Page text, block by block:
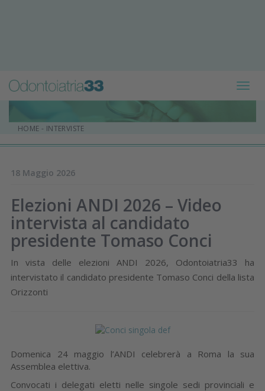
HOME - INTERVISTE
18 Maggio 2026
Elezioni ANDI 2026 – Video
intervista al candidato
presidente Tomaso Conci
In vista delle elezioni ANDI 2026, Odontoiatria33 ha
intervistato il candidato presidente Tomaso Conci della lista
Orizzonti
Domenica 24 maggio l’ANDI celebrerà a Roma la sua
Assemblea elettiva.
Convocati i delegati eletti nelle singole sedi provinciali e